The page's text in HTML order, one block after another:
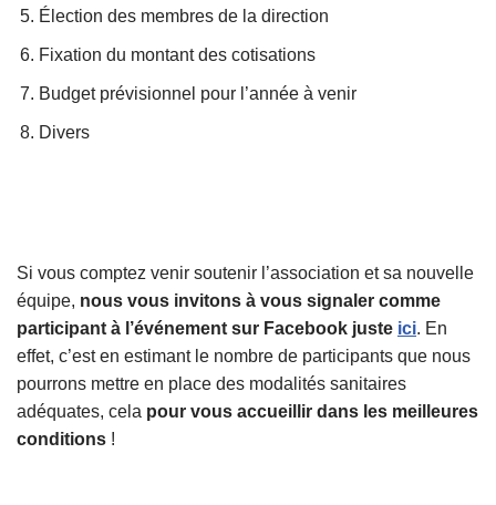
Élection des membres de la direction
Fixation du montant des cotisations
Budget prévisionnel pour l’année à venir
Divers
Si vous comptez venir soutenir l’association et sa nouvelle
équipe, nous vous invitons à vous signaler comme
participant à l’événement sur Facebook juste ici. En
effet, c’est en estimant le nombre de participants que nous
pourrons mettre en place des modalités sanitaires
adéquates, cela pour vous accueillir dans les meilleures
conditions !